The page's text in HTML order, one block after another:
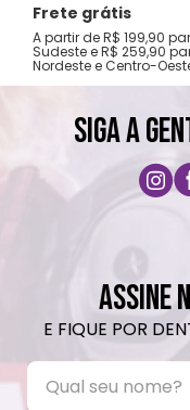
Frete grátis
A partir de R$ 199,90
Sudeste e R$ 259,90
Nordeste e Centro-
SIGA A
ASSINE
E FIQUE POR